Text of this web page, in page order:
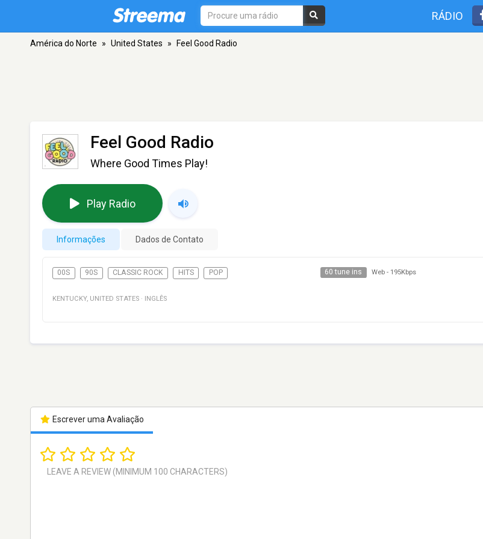
RÁDIO
América do Norte » United States » Feel Good Radio
Feel Good Radio
Where Good Times Play!
Play Radio
Informações Dados de Contato
00S 90S CLASSIC ROCK HITS POP 60 tune ins Web - 195Kbps
KENTUCKY, UNITED STATES · INGLÊS
Escrever uma Avaliação